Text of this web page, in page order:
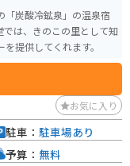
「炭酸冷鉱泉」の温泉宿
は、きのこの里として知
提供してくれます。
お気に入り
駐車： 駐車場あり
予算： 無料